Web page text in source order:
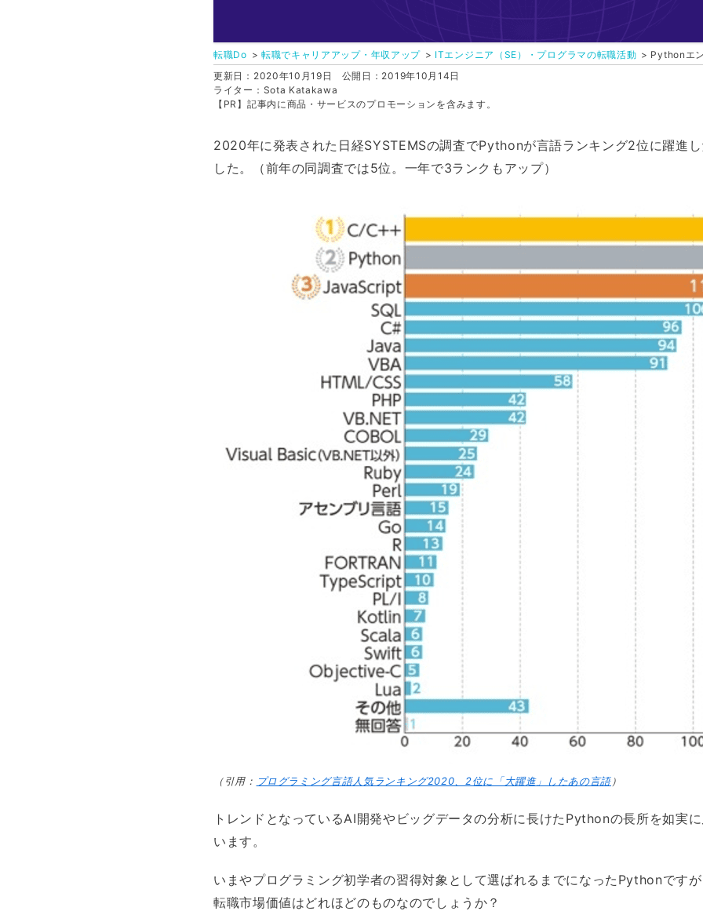
転職Do 転職でキャリアアップ・年収アップ ITエンジニア（SE）・プログラマの転職活動
Pythonエ
更新日：2020年10月19日
公開日：2019年10月14日
ライター：Sota Katakawa
【PR】記事内に商品・サービスのプロモーションを含みます。
2020年に発表された日経SYSTEMSの調査でPythonが言語ランキング2位に躍進し
した。（前年の同調査では5位。一年で3ランクもアップ）
（引用： プログラミング言語人気ランキング2020、2位に「大躍進」したあの言語）
トレンドとなっているAI開発やビッグデータの分析に長けたPythonの長所を如実
います。
いまやプログラミング初学者の習得対象として選ばれるまでになったPythonです
転職市場価値はどれほどのものなのでしょうか？